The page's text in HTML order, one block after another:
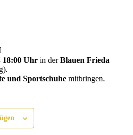
18:00 Uhr in derBlauen Frieda
und Sportschuhe mitbringen.